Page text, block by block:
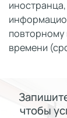
повторному
времени
чтобы